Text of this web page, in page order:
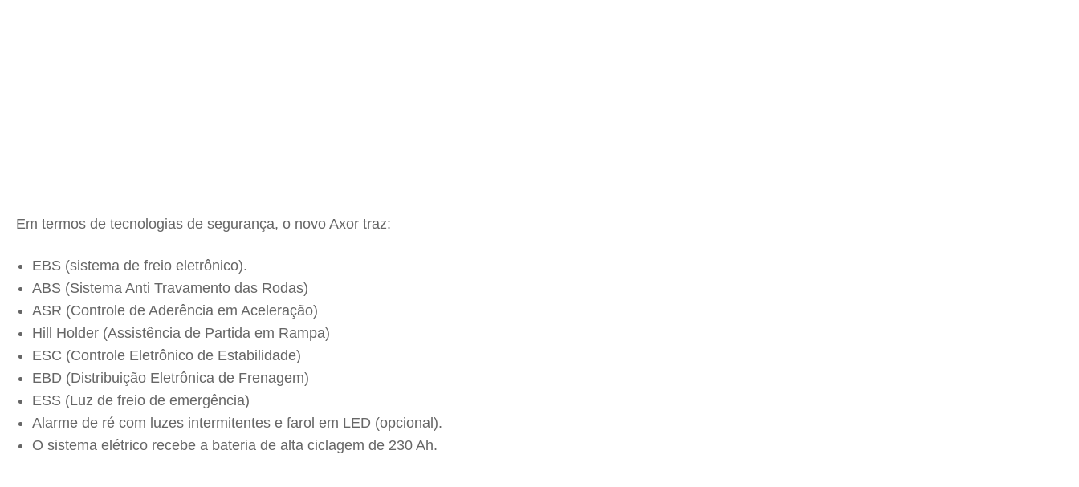
Em termos de tecnologias de segurança, o novo Axor traz:
EBS (sistema de freio eletrônico).
ABS (Sistema Anti Travamento das Rodas)
ASR (Controle de Aderência em Aceleração)
Hill Holder (Assistência de Partida em Rampa)
ESC (Controle Eletrônico de Estabilidade)
EBD (Distribuição Eletrônica de Frenagem)
ESS (Luz de freio de emergência)
Alarme de ré com luzes intermitentes e farol em LED (opcional).
O sistema elétrico recebe a bateria de alta ciclagem de 230 Ah.